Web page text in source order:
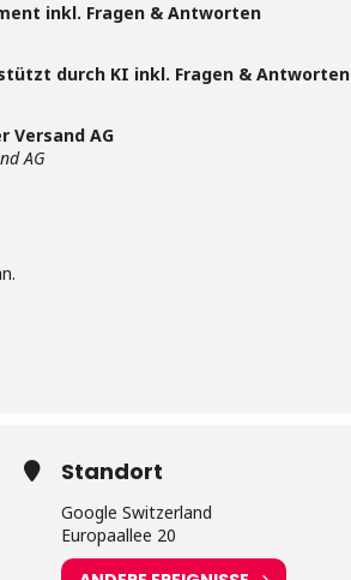
inkl. Fragen & Antworten
durch KI inkl. Fragen & Antworten
Versand AG
AG
Standort
Google Switzerland
Europaallee 20